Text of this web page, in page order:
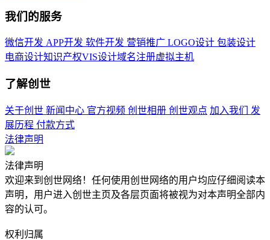
我们的服务
微信开发 APP开发 软件开发 营销推广 LOGO设计 包装设计
电商设计知识产权VIS设计域名注册虚拟主机
了解创世
关于创世 新闻中心 官方视频 创世相册 创世观点 加入我们 发
展历程 付款方式
法律声明
法律声明
欢迎来到创世网络！任何使用创世网络的用户均应仔细阅读本
声明，用户进入创世主页及各层页面将被视为对本声明全部内
容的认可。
权利归属